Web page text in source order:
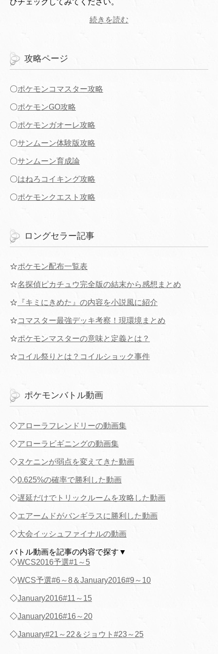
続きを読む
攻略ページ
〇ポケモンコマスター攻略
〇ポケモンGO攻略
〇ポケモンガオーレ攻略
〇サンムーン体験版攻略
〇サンムーン育成論
〇はねろコイキング攻略
〇ポケモンクエスト攻略
ロングセラー記事
☆ポケモン配布一覧表
☆名探偵ピカチュウ完全版の結末から感想まとめ
☆ 『キミにきめた』の内容を小説風に紹介
☆コマスター最強デッキ考察！現環境まとめ
☆ポケモンマスターの意味と定義とは？
☆コイル祭りとは？コイルショック事件
ポケモンバトル動画
◇アローラフレンドリーの動画集
◇アローラビギニングの動画集
◇ヌケニンが弱点を変えてきた動画
◇0.625%の確率で勝利した動画
◇遅延だけでトリックルームを攻略した動画
◇エアームドがバンギラスに勝利した動画
◇大会イッシュファイナルの動画
バトル動画を記事の内容で探す▼
◇WCS2016予選#1～5
◇WCS予選#6～8＆January2016#9～10
◇January2016#11～15
◇January2016#16～20
◇January#21～22＆ジョウト#23～25